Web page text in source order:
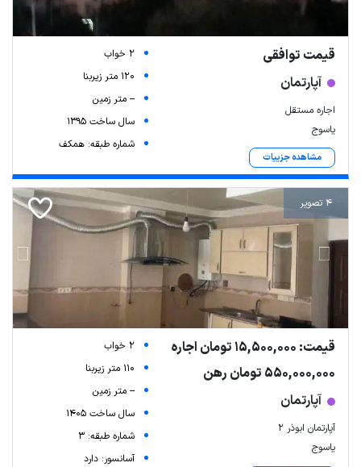
قیمت توافقی
آپارتمان
اجاره مستقل
یاسوج
مشاهده جزییات
2 خواب
120 متر زیربنا
-- متر زمین
سال ساخت 1395
شماره طبقه: همکف
4 تصویر
قیمت: 15,500,000 تومان اجاره
550,000,000 تومان رهن
آپارتمان
آپارتمان ابوذر 2
یاسوج
2 خواب
110 متر زیربنا
-- متر زمین
سال ساخت 1405
شماره طبقه: 3
آسانسور: دارد